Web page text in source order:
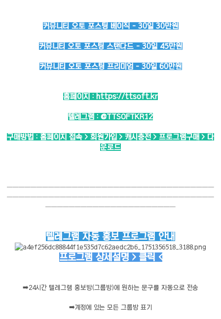
커뮤니티 오토 포스팅 베이직 - 30일 30만원
커뮤니티 오토 포스팅 스탠다드 - 30일 45만원
커뮤니티 오토 포스팅 프리미엄 - 30일 60만원
홈페이지 : https://ttsoft.kr
텔레그램 : @TTSOFTKR12
구매방법 : 홈페이지 접속 > 회원가입 > 캐시충전 > 프로그램구매 > 다
운로드
───────────────────────────────────
───────────────────────────────────
──────────────────────
텔레그램 자동 홍보 프로그램 안내
프로그램 상세설명 > 클릭 <
➡️24시간 텔레그램 홍보방(그룹방)에 원하는 문구를 자동으로 전송
➡️계정에 있는 모든 그룹방 표기